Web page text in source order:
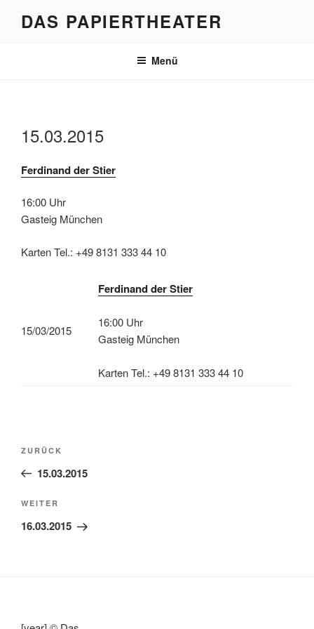
DAS PAPIERTHEATER
Menü
15.03.2015
Ferdinand der Stier
16:00 Uhr
Gasteig München
Karten Tel.: +49 8131 333 44 10
15/03/2015
Ferdinand der Stier
16:00 Uhr
Gasteig München
Karten Tel.: +49 8131 333 44 10
Beitragsnavigation
Vorheriger
Beitrag
ZURÜCK
15.03.2015
Nächster
Beitrag
WEITER
16.03.2015